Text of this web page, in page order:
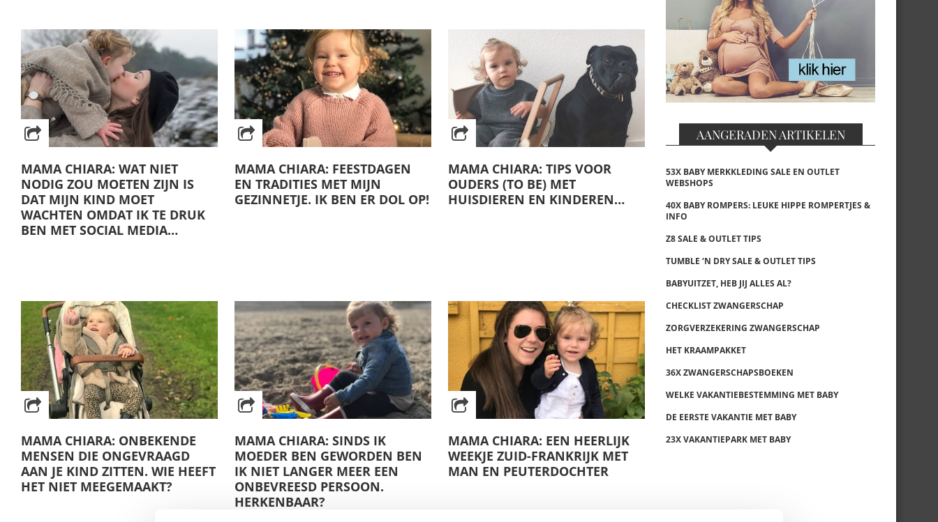
MAMA CHIARA: WAT NIET
NODIG ZOU MOETEN ZIJN IS
DAT MIJN KIND MOET
WACHTEN OMDAT IK TE DRUK
BEN MET SOCIAL MEDIA…
MAMA CHIARA: FEESTDAGEN
EN TRADITIES MET MIJN
GEZINNETJE. IK BEN ER DOL OP!
MAMA CHIARA: TIPS VOOR
OUDERS (TO BE) MET
HUISDIEREN EN KINDEREN…
MAMA CHIARA: ONBEKENDE
MENSEN DIE ONGEVRAAGD
AAN JE KIND ZITTEN. WIE HEEFT
HET NIET MEEGEMAAKT?
MAMA CHIARA: SINDS IK
MOEDER BEN GEWORDEN BEN
IK NIET LANGER MEER EEN
ONBEVREESD PERSOON.
HERKENBAAR?
MAMA CHIARA: EEN HEERLIJK
WEEKJE ZUID-FRANKRIJK MET
MAN EN PEUTERDOCHTER
AANGERADEN ARTIKELEN
53X BABY MERKKLEDING SALE EN OUTLET
WEBSHOPS
40X BABY ROMPERS: LEUKE HIPPE ROMPERTJES &
INFO
Z8 SALE & OUTLET TIPS
TUMBLE ‘N DRY SALE & OUTLET TIPS
BABYUITZET, HEB JIJ ALLES AL?
CHECKLIST ZWANGERSCHAP
ZORGVERZEKERING ZWANGERSCHAP
HET KRAAMPAKKET
36X ZWANGERSCHAPSBOEKEN
WELKE VAKANTIEBESTEMMING MET BABY
DE EERSTE VAKANTIE MET BABY
23X VAKANTIEPARK MET BABY